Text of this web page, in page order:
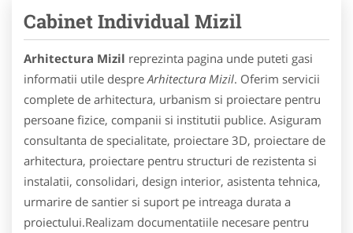
Cabinet Individual Mizil
Arhitectura Mizil reprezinta pagina unde puteti gasi
informatii utile despre Arhitectura Mizil. Oferim servicii
complete de arhitectura, urbanism si proiectare pentru
persoane fizice, companii si institutii publice. Asiguram
consultanta de specialitate, proiectare 3D, proiectare de
arhitectura, proiectare pentru structuri de rezistenta si
instalatii, consolidari, design interior, asistenta tehnica,
urmarire de santier si suport pe intreaga durata a
proiectului.Realizam documentatiile necesare pentru